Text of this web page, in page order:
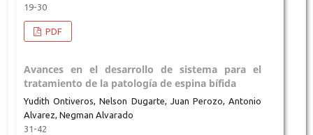
19-30
PDF
Avances en el desarrollo de sistema para el
tratamiento de la patología de espina bífida
Yudith Ontiveros, Nelson Dugarte, Juan Perozo, Antonio
Alvarez, Negman Alvarado
31-42